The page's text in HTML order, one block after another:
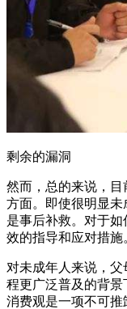
剩余的漏洞
然而，总的来说，
方面。即使很明显未
是事后补救。对于
效的指导和应对措施
对未成年人来说，
程更广泛普及的背
消费观是一项不可推